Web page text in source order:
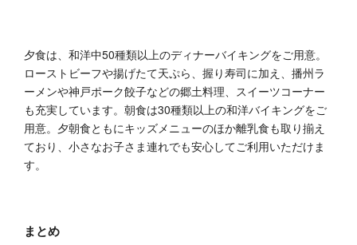
夕食は、和洋中50種類以上のディナーバイキングをご用意。
ローストビーフや揚げたて天ぷら、握り寿司に加え、播州ラ
ーメンや神戸ポーク餃子などの郷土料理、スイーツコーナー
も充実しています。朝食は30種類以上の和洋バイキングをご
用意。夕朝食ともにキッズメニューのほか離乳食も取り揃え
ており、小さなお子さま連れでも安心してご利用いただけま
す。
まとめ